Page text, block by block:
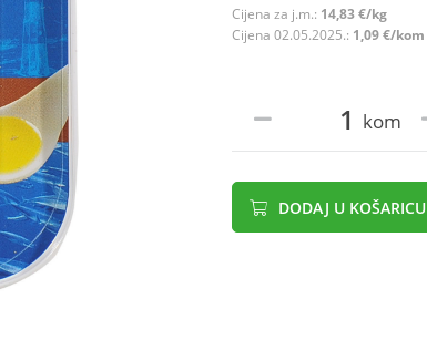
Cijena za j.m.: 14,83 €/kg
Cijena 02.05.2025.: 1,09 €/kom
kom
DODAJ U KOŠARICU